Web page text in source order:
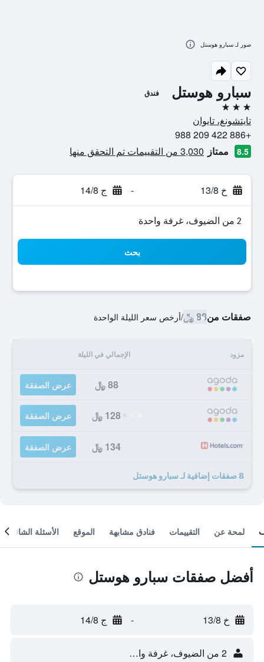
سبارو هوستل فندق
3 نجوم
تايتشونغ، تايوان
+886 422 209 988
8.5 ممتاز 3,030 من التقييمات تم التحقق منها
خ 13/8 - ج 14/8
2 من الضيوف، غرفة واحدة
بحث
صفقات من88 ﷼ /أرخص سعر الليلة الواحدة
مزود الإجمالي في الليلة
88 ﷼ عرض الصفقة
128 ﷼ عرض الصفقة
134 ﷼ عرض الصفقة
8 صفقات إضافية لـ سبارو هوستل
صور لـ سبارو هوستل
لمحة عن التقييمات فنادق مشابهة الموقع الأسئلة الشائعة
أفضل صفقات سبارو هوستل
خ 13/8 - ج 14/8
2 من الضيوف، غرفة واحدة